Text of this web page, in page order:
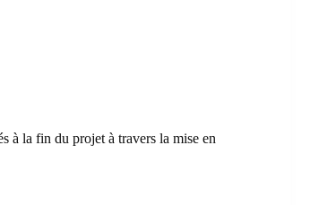
à la fin du projet à travers la mise en